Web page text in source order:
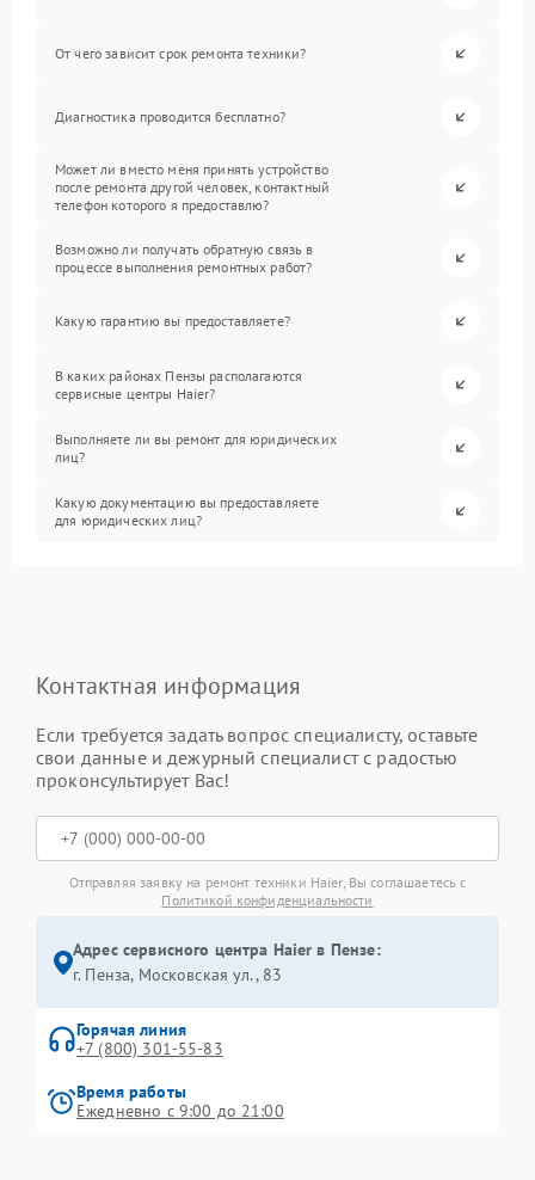
От чего зависит срок ремонта техники?
Диагностика проводится бесплатно?
Может ли вместо меня принять устройство
после ремонта другой человек, контактный
телефон которого я предоставлю?
Возможно ли получать обратную связь в
процессе выполнения ремонтных работ?
Какую гарантию вы предоставляете?
В каких районах Пензы располагаются
сервисные центры Haier?
Выполняете ли вы ремонт для юридических
лиц?
Какую документацию вы предоставляете
для юридических лиц?
Контактная информация
Если требуется задать вопрос специалисту, оставьте
свои данные и дежурный специалист с радостью
проконсультирует Вас!
Отправляя заявку на ремонт техники Haier, Вы соглашаетесь с
Политикой конфиденциальности
Адрес сервисного центра Haier в Пензе:
г. Пенза, Московская ул., 83
Горячая линия
+7 (800) 301-55-83
Время работы
Ежедневно с 9:00 до 21:00